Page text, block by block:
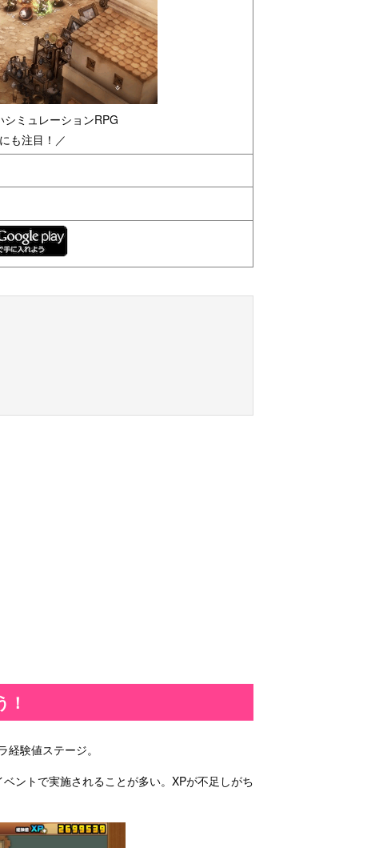
ミュレーションRPG
も注目！／
験値ステージ。
ントで実施されることが多い。XPが不足しがち